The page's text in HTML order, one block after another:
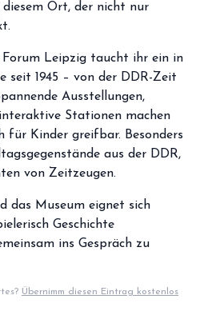
diesem Ort, der nicht nur
Forum Leipzig taucht ihr ein in
seit 1945 – von der DDR-Zeit
Ausstellungen,
Stationen machen
für Kinder greifbar. Besonders
aus der DDR,
von Zeitzeugen.
das Museum eignet sich
Geschichte
ins Gespräch zu
Übernimm diesen Eintrag kostenlos